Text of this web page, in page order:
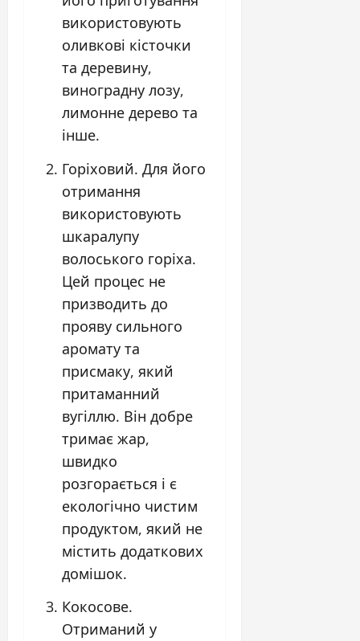
використовують
оливкові кісточки
та деревину,
виноградну лозу,
лимонне дерево та
інше.
Горіховий. Для його
отримання
використовують
шкаралупу
волоського горіха.
Цей процес не
призводить до
прояву сильного
аромату та
присмаку, який
притаманний
вугіллю. Він добре
тримає жар,
швидко
розгорається і є
екологічно чистим
продуктом, який не
містить додаткових
домішок.
Кокосове.
Отриманий у